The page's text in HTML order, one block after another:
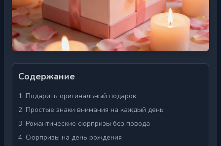
Содержание
1. Подарить оригинальный подарок
2. Простые знаки внимания на каждый день
3. Романтические сюрпризы без повода
4. Сюрпризы на день рождения